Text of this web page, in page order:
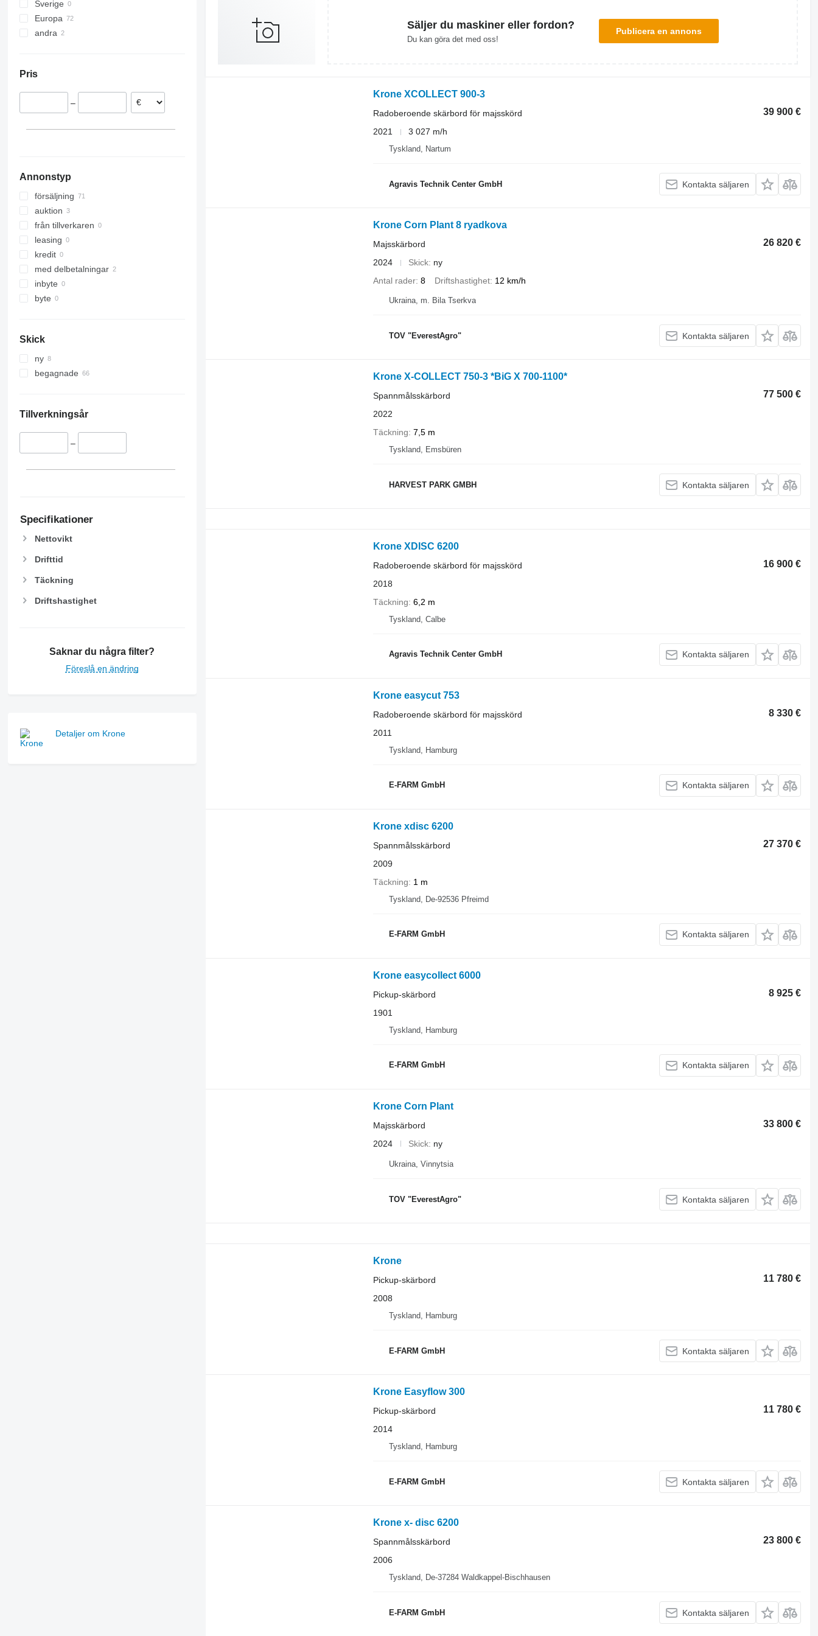
Sunspeed
Swath Up
Vario
920
930
F-series
Sverige
Europa
Tyskland
Österrike
Italien
andra
Pris
–
Annonstyp
försäljning
auktion
från tillverkaren
leasing
kredit
med delbetalningar
inbyte
byte
Skick
ny
begagnade
Tillverkningsår
–
Specifikationer
Nettovikt
Drifttid
Täckning
Driftshastighet
Saknar du några filter?
Föreslå en ändring
Detaljer om Krone
Säljer du maskiner eller fordon?
Du kan göra det med oss!
Publicera en annons
Krone XCOLLECT 900-3
39 900 €
Radoberoende skärbord för majsskörd
2021
3 027 m/h
Tyskland, Nartum
Agravis Technik Center GmbH Kontakta säljaren
Krone Corn Plant 8 ryadkova
26 820 €
Majsskärbord
2024
Skick ny
Antal rader 8 Driftshastighet 12 km/h
Ukraina, m. Bila Tserkva
TOV "EverestAgro" Kontakta säljaren
Krone X-COLLECT 750-3 *BiG X 700-1100*
77 500 €
Spannmålsskärbord
2022
Täckning 7,5 m
Tyskland, Emsbüren
HARVEST PARK GMBH Kontakta säljaren
Krone XDISC 6200
16 900 €
Radoberoende skärbord för majsskörd
2018
Täckning 6,2 m
Tyskland, Calbe
Agravis Technik Center GmbH Kontakta säljaren
Krone easycut 753
8 330 €
Radoberoende skärbord för majsskörd
2011
Tyskland, Hamburg
E-FARM GmbH Kontakta säljaren
Krone xdisc 6200
27 370 €
Spannmålsskärbord
2009
Täckning
1 m
Tyskland, De-92536 Pfreimd
E-FARM GmbH Kontakta säljaren
Krone easycollect 6000
8 925 €
Pickup-skärbord
1901
Tyskland, Hamburg
E-FARM GmbH Kontakta säljaren
Krone Corn Plant
33 800 €
Majsskärbord
2024
Skick ny
Ukraina, Vinnytsia
TOV "EverestAgro" Kontakta säljaren
Krone
11 780 €
Pickup-skärbord
2008
Tyskland, Hamburg
E-FARM GmbH Kontakta säljaren
Krone Easyflow 300
11 780 €
Pickup-skärbord
2014
Tyskland, Hamburg
E-FARM GmbH Kontakta säljaren
Krone x- disc 6200
23 800 €
Spannmålsskärbord
2006
Tyskland, De-37284 Waldkappel-Bischhausen
E-FARM GmbH Kontakta säljaren